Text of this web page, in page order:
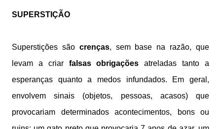
SUPERSTIÇÃO
Superstições são crenças, sem base na razão, que
levam a criar falsas obrigações atreladas tanto a
esperanças quanto a medos infundados. Em geral,
envolvem sinais (objetos, pessoas, acasos) que
provocariam determinados acontecimentos, bons ou